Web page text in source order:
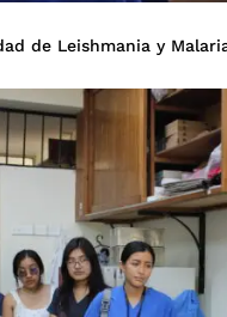
de Leishmania y